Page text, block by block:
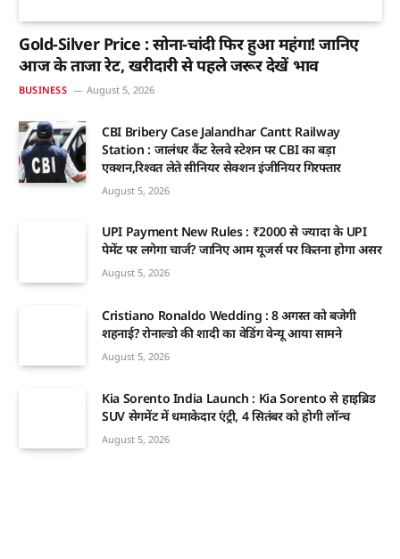
Gold-Silver Price : सोना-चांदी फिर हुआ महंगा! जानिए
आज के ताजा रेट, खरीदारी से पहले जरूर देखें भाव
BUSINESS August 5, 2026
CBI Bribery Case Jalandhar Cantt Railway
Station : जालंधर कैंट रेलवे स्टेशन पर CBI का बड़ा
एक्शन,रिश्वत लेते सीनियर सेक्शन इंजीनियर गिरफ्तार
August 5, 2026
UPI Payment New Rules : ₹2000 से ज्यादा के UPI
पेमेंट पर लगेगा चार्ज? जानिए आम यूजर्स पर कितना होगा असर
August 5, 2026
Cristiano Ronaldo Wedding : 8 अगस्त को बजेगी
शहनाई? रोनाल्डो की शादी का वेडिंग वेन्यू आया सामने
August 5, 2026
Kia Sorento India Launch : Kia Sorento से हाइब्रिड
SUV सेगमेंट में धमाकेदार एंट्री, 4 सितंबर को होगी लॉन्च
August 5, 2026